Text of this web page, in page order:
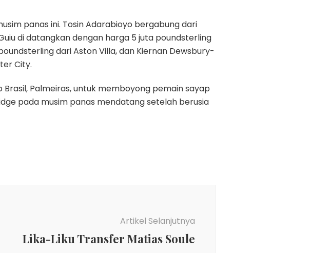
panas ini. Tosin Adarabioyo bergabung dari
di datangkan dengan harga 5 juta poundsterling
dari Aston Villa, dan Kiernan Dewsbury-
City.
Palmeiras, untuk memboyong pemain sayap
pada musim panas mendatang setelah berusia
Artikel Selanjutnya
Lika-Liku Transfer Matias Soule